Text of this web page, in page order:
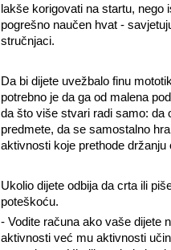
lakše korigovati na startu, nego
pogrešno naučen hvat -
stručnjaci.
Da bi dijete uvežbalo finu
potrebno je da ga od malena
da što više stvari radi samo: da
predmete, da se samostalno
aktivnosti koje prethode
Ukolio dijete odbija da crta ili
poteškoću.
- Vodite računa ako vaše dijete
aktivnosti već mu aktivnosti